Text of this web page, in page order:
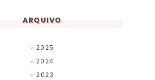
ARQUIVO
2025
2024
2023